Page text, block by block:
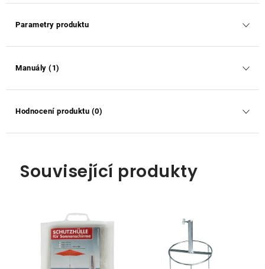
Parametry produktu
Manuály (1)
Hodnocení produktu (0)
Související produkty